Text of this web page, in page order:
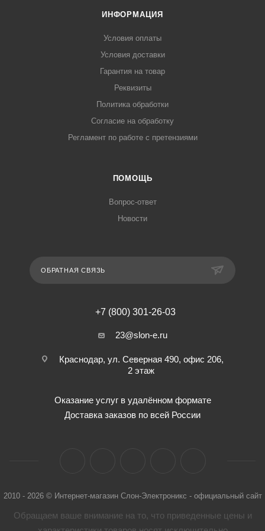
ИНФОРМАЦИЯ
Условия оплаты
Условия доставки
Гарантия на товар
Реквизиты
Политика обработки
Согласие на обработку
Регламент по работе с претензиями
ПОМОЩЬ
Вопрос-ответ
Новости
ОБРАТНАЯ СВЯЗЬ
+7 (800) 301-26-03
23@slon-e.ru
Краснодар, ул. Северная 490, офис 206,
2 этаж
Оказание услуг в удалённом формате
Доставка заказов по всей России
2010 - 2026 © Интернет-магазин Слон-Электроникс - официальный сайт
Обращаем ваше внимание на то, что приведенные цены и